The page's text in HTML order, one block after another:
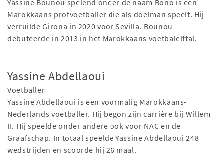
Yassine Bounou spelend onder de naam Bono is een
Marokkaans profvoetballer die als doelman speelt. Hij
verruilde Girona in 2020 voor Sevilla. Bounou
debuteerde in 2013 in het Marokkaans voetbalelftal.
Yassine Abdellaoui
Voetballer
Yassine Abdellaoui is een voormalig Marokkaans-
Nederlands voetballer. Hij begon zijn carrière bij Willem
II. Hij speelde onder andere ook voor NAC en de
Graafschap. In totaal speelde Yassine Abdellaoui 248
wedstrijden en scoorde hij 26 maal.